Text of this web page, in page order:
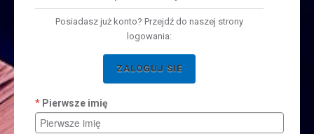
Posiadasz już konto? Przejdź do naszej strony
logowania:
ZALOGUJ SIE
Pierwsze imię